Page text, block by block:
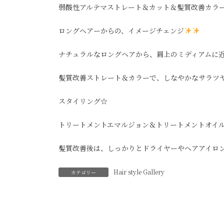
弱酸性アルテマストレート＆カット＆髪質改善カラ
ロングヘアーからの、イメージチェンジ
ナチュラルなロングヘアから、肩上のミディアム
髪質改善ストレート＆カラーで、しなやかなサラツ
スタイリング☆
トリートメントエマルジョン＆トリートメントオイ
髪質改善後は、しっかりとドライヤーやヘアアイ
カテゴリー Hair style Gallery